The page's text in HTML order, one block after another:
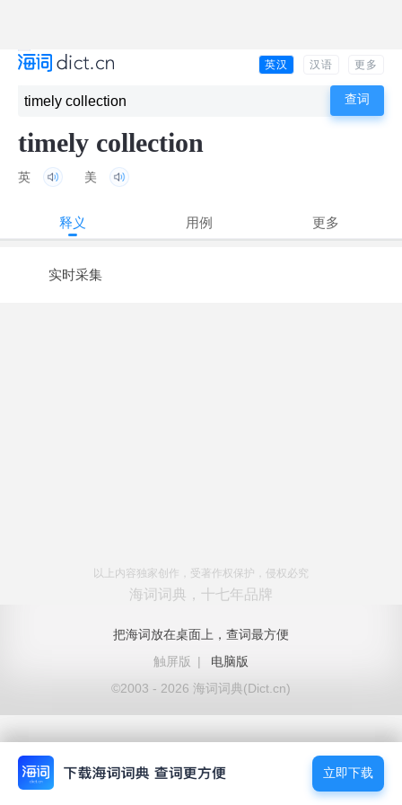
英汉 汉语 更多
timely collection
英 美
释义 用例 更多
实时采集
以上内容独家创作，受著作权保护，侵权必究
海词词典，十七年品牌
把海词放在桌面上，查词最方便
触屏版
|
电脑版
©2003 - 2026 海词词典(Dict.cn)
立即下载
立即下载